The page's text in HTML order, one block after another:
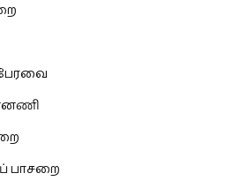
பாசறை